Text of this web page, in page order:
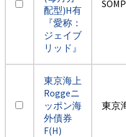
配型)H有
『愛称：
ジェイブ
リッド』
東京海上
Roggeニ
ッポン海
外債券
F(H)
東京